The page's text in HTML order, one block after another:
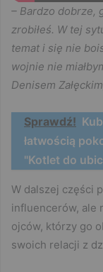
– Bardzo dobrze,
zrobiłeś. W tej
temat i się nie
wojnie nie
Denisem
Sprawdź!
łatwością
"Kotlet do
W dalszej części
influencerów, ale
ojców, którzy go
swoich relacji z